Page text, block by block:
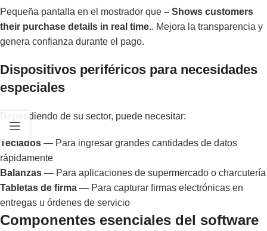
Pequeña pantalla en el mostrador que – Shows customers
their purchase details in real time.. Mejora la transparencia y
genera confianza durante el pago.
Dispositivos periféricos para necesidades
especiales
Dependiendo de su sector, puede necesitar:
Teclados — Para ingresar grandes cantidades de datos
rápidamente
Balanzas — Para aplicaciones de supermercado o charcutería
Tabletas de firma — Para capturar firmas electrónicas en
entregas u órdenes de servicio
Componentes esenciales del software